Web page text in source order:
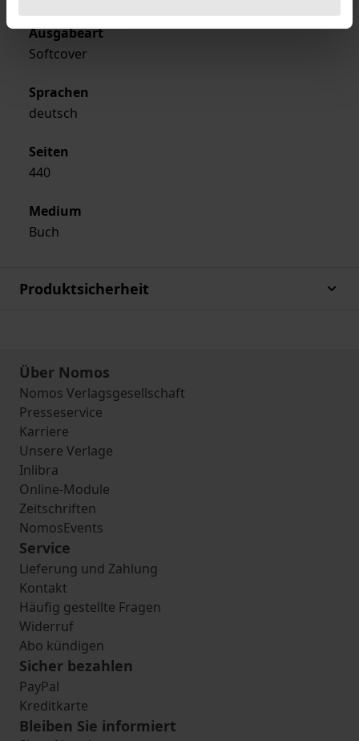
Ausgabeart
Softcover
Sprachen
deutsch
Seiten
440
Medium
Buch
Produktsicherheit
Über Nomos
Nomos Verlagsgesellschaft
Presseservice
Karriere
Unsere Verlage
Inlibra
Online-Module
Zeitschriften
NomosEvents
Service
Lieferung und Zahlung
Kontakt
Häufig gestellte Fragen
Widerruf
Abo kündigen
Sicher bezahlen
PayPal
Kreditkarte
Bleiben Sie informiert